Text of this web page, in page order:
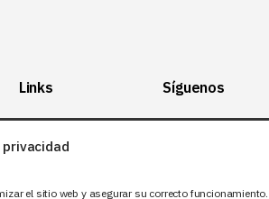
el sitio web y asegurar su correcto funcionamiento.
Links
Mapa del Sitio
Aviso legal
Síguenos
Facebook